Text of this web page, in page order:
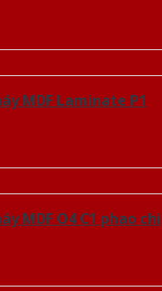
MDF Laminate P1
MDF O4 C1 phao chi